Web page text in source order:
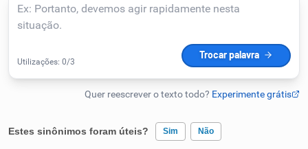
Caça-palavras
Estes sinônimos foram úteis? Sim Não